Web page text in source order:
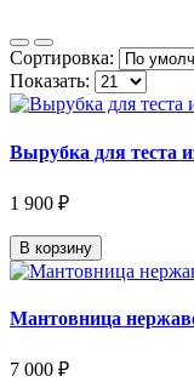
Сортировка:
Показать:
Вырубка для теста
1 900 ₽
В корзину
Мантовница
7 000 ₽